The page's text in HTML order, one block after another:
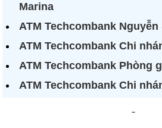
Marina
ATM Techcombank Nguyễn
ATM Techcombank Chi
ATM Techcombank Phòng
ATM Techcombank Chi